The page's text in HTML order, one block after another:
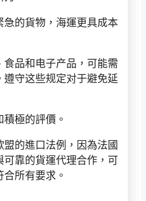
的貨物，海運更具成本
食品和电子产品，可能需
遵守这些规定对于避免延
極的評價。
的進口法例，因為法國
可靠的貨運代理合作，可
所有要求。